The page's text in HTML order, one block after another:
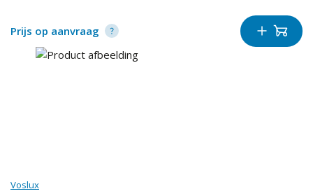
Prijs op aanvraag
Voslux